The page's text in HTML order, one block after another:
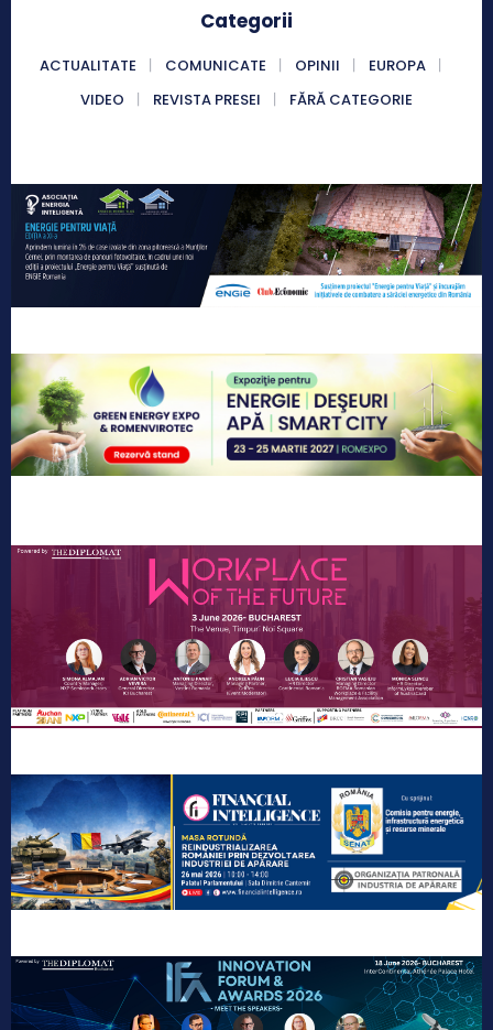
Categorii
ACTUALITATE COMUNICATE OPINII
EUROPA
VIDEO
REVISTA PRESEI FĂRĂ CATEGORIE